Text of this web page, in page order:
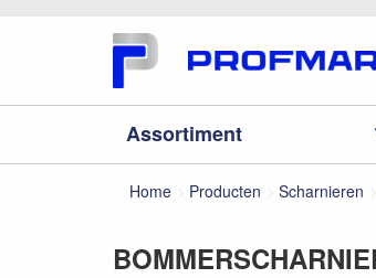
Assortiment
Home Producten Scharnieren